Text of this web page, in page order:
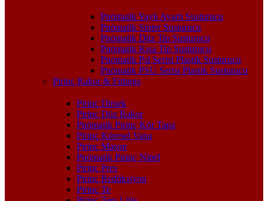
Pnömatik Yaylı Ayarlı Susturucu
Pnömatik Sinter Susturucu
Pnömatik Düz Tip Susturucu
Pnömatik Kısa Tip Susturucu
Pnömatik Psl Serisi Plastik Susturucu
Pnömatik PSU Serisi Plastik Susturucu
Pirinç Rakor & Fittings
Pirinç Dirsek
Pirinç Düz Rakor
Pnömatik Pirinç Kör Tapa
Pirinç Küresel Vana
Pirinç Maşon
Pnömatik Pirinç Nipel
Pirinç Pres
Pirinç Redüksiyon
Pirinç Te